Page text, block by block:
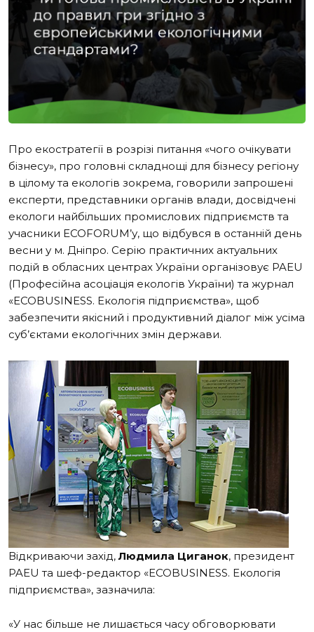
Про екостратегії в розрізі питання «чого очікувати
бізнесу», про головні складнощі для бізнесу регіону
в цілому та екологів зокрема, говорили запрошені
експерти, представники органів влади, досвідчені
екологи найбільших промислових підприємств та
учасники ECOFORUM’у, що відбувся в останній день
весни у м. Дніпро. Серію практичних актуальних
подій в обласних центрах України організовує PAEU
(Професійна асоціація екологів України) та журнал
«ECOBUSINESS. Екологія підприємства», щоб
забезпечити якісний і продуктивний діалог між усіма
суб’єктами екологічних змін держави.
Відкриваючи захід,Людмила Циганок, президент
PAEU та шеф-редактор «ECOBUSINESS. Екологія
підприємства», зазначила:
«У нас більше не лишається часу обговорювати